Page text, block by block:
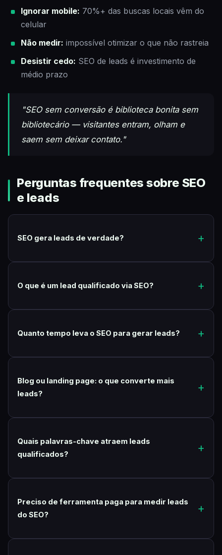
Ignorar mobile: 70%+ das buscas locais vêm do
celular
Não medir: impossível otimizar o que não rastreia
Desistir cedo: SEO de leads é investimento de
médio prazo
"SEO sem conversão é biblioteca bonita sem
bibliotecário — visitantes entram, olham e
saem sem deixar contato."
Perguntas frequentes sobre SEO
e leads
SEO gera leads de verdade?
O que é um lead qualificado via SEO?
Quanto tempo leva o SEO para gerar leads?
Blog ou landing page: o que converte mais
leads?
Quais palavras-chave atraem leads
qualificados?
Preciso de ferramenta paga para medir leads
do SEO?